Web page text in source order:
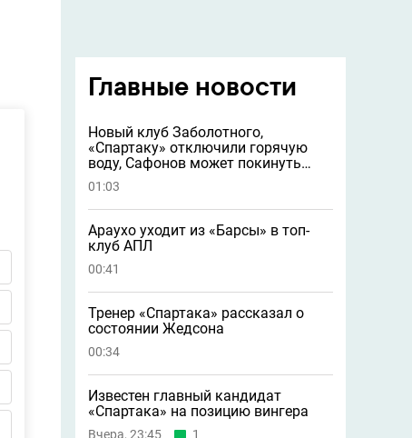
Главные новости
Новый клуб Заболотного,
«Спартаку» отключили горячую
воду, Сафонов может покинуть
«ПСЖ» и другие новости
01:03
Араухо уходит из «Барсы» в топ-
клуб АПЛ
00:41
Тренер «Спартака» рассказал о
состоянии Жедсона
00:34
Известен главный кандидат
«Спартака» на позицию вингера
Вчера, 23:45 1